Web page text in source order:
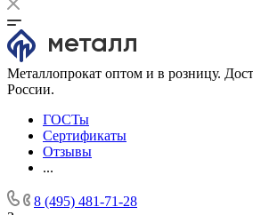
Металлопрокат оптом и в розницу.
России.
ГОСТы
Сертификаты
Отзывы
...
8 (495) 481-71-28